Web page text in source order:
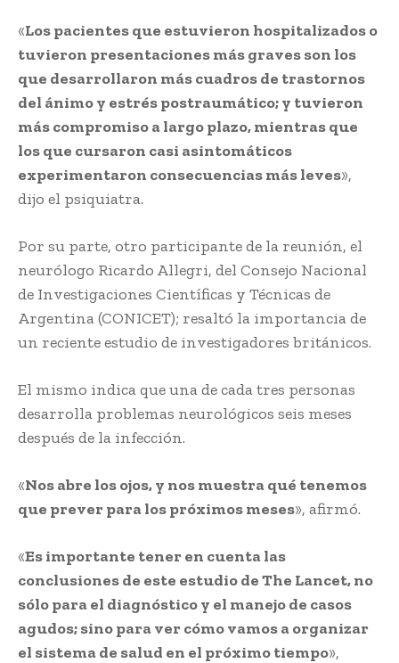
«Los pacientes que estuvieron hospitalizados o
tuvieron presentaciones más graves son los
que desarrollaron más cuadros de trastornos
del ánimo y estrés postraumático; y tuvieron
más compromiso a largo plazo, mientras que
los que cursaron casi asintomáticos
experimentaron consecuencias más leves»,
dijo el psiquiatra.
Por su parte, otro participante de la reunión, el
neurólogo Ricardo Allegri, del Consejo Nacional
de Investigaciones Científicas y Técnicas de
Argentina (CONICET); resaltó la importancia de
un reciente estudio de investigadores británicos.
El mismo indica que una de cada tres personas
desarrolla problemas neurológicos seis meses
después de la infección.
«Nos abre los ojos, y nos muestra qué tenemos
que prever para los próximos meses», afirmó.
«Es importante tener en cuenta las
conclusiones de este estudio de The Lancet, no
sólo para el diagnóstico y el manejo de casos
agudos; sino para ver cómo vamos a organizar
el sistema de salud en el próximo tiempo»,